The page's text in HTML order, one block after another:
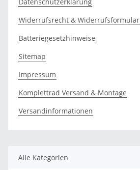
Widerrufsrecht & Widerrufsformular
Batteriegesetzhinweise
Sitemap
Impressum
Komplettrad Versand & Montage
Versandinformationen
Alle Kategorien